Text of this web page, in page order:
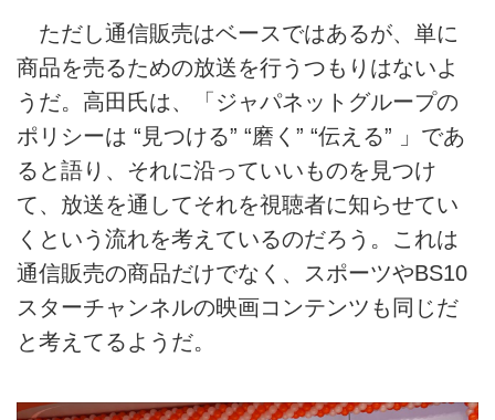
ただし通信販売はベースではあるが、単に
商品を売るための放送を行うつもりはないよ
うだ。高田氏は、「ジャパネットグループの
ポリシーは “見つける” “磨く” “伝える” 」であ
ると語り、それに沿っていいものを見つけ
て、放送を通してそれを視聴者に知らせてい
くという流れを考えているのだろう。これは
通信販売の商品だけでなく、スポーツやBS10
スターチャンネルの映画コンテンツも同じだ
と考えてるようだ。